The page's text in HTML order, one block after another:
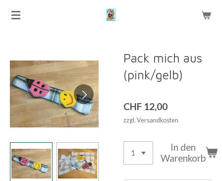
Zum
Pack mich aus
(pink/gelb)
CHF 12,00
zzgl. Versandkosten
In den
Warenkorb